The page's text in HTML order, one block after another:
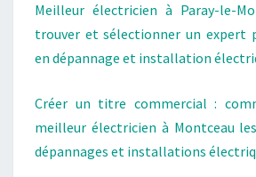
Meilleur électricien à Paray-le-
trouver et sélectionner un expert
en dépannage et installation
Créer un titre commercial :
meilleur électricien à Montceau
dépannages et installations